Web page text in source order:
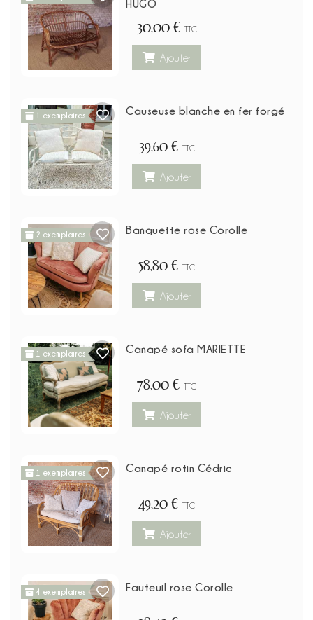
HUGO
30,00 € TTC
Ajouter
1 exemplaires Causeuse blanche en fer forgé
39,60 € TTC
Ajouter
2 exemplaires Banquette rose Corolle
58,80 € TTC
Ajouter
1 exemplaires Canapé sofa MARIETTE
78,00 € TTC
Ajouter
1 exemplaires Canapé rotin Cédric
49,20 € TTC
Ajouter
4 exemplaires Fauteuil rose Corolle